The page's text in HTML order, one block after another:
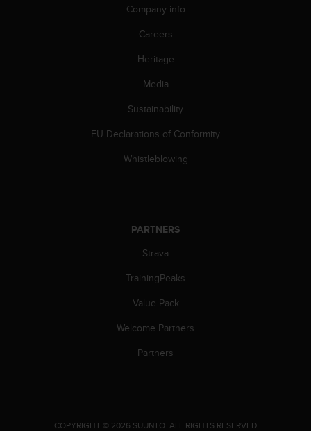
Company info
Careers
Heritage
Media
Sustainability
EU Declarations of Conformity
Whistleblowing
PARTNERS
Strava
TrainingPeaks
Value Pack
Welcome Partners
Partners
. COPYRIGHT © 2026 SUUNTO. ALL RIGHTS RESERVED.